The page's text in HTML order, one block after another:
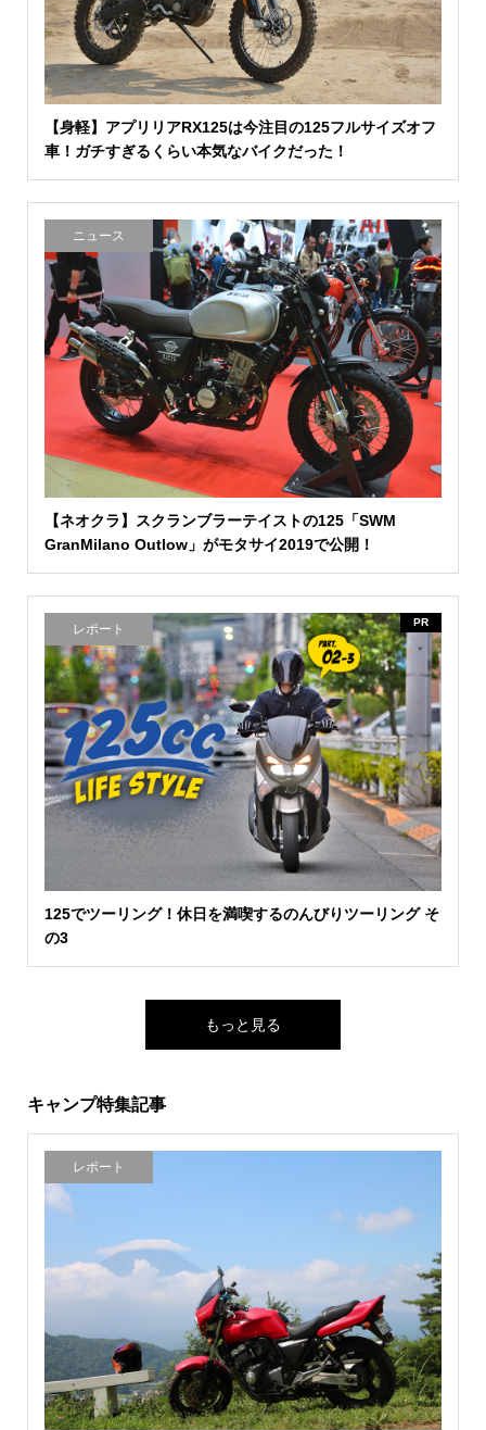
【身軽】アプリリアRX125は今注目の125フルサイズオフ
車！ガチすぎるくらい本気なバイクだった！
ニュース
【ネオクラ】スクランブラーテイストの125「SWM
GranMilano Outlow」がモタサイ2019で公開！
レポート PR
125でツーリング！休日を満喫するのんびりツーリング そ
の3
もっと見る
キャンプ特集記事
レポート